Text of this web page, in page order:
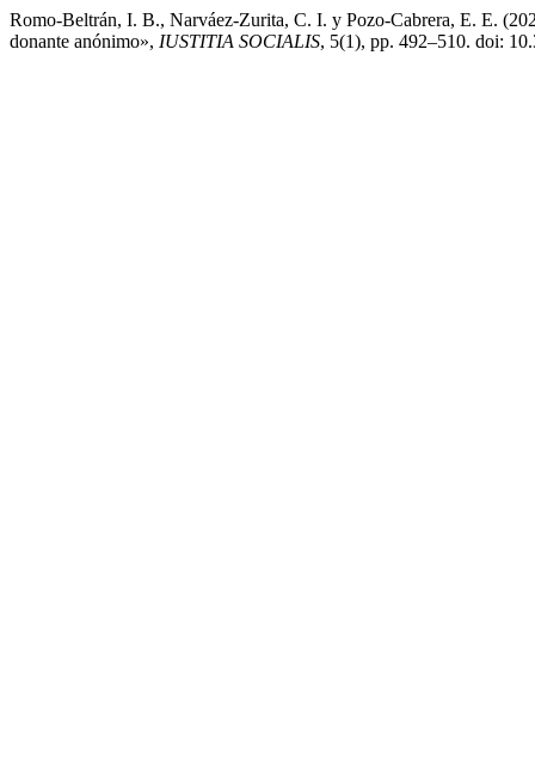
Romo-Beltrán, I. B., Narváez-Zurita, C. I. y Pozo-Cabrera, E. E.
donante anónimo», IUSTITIA SOCIALIS, 5(1), pp. 492–510. doi: